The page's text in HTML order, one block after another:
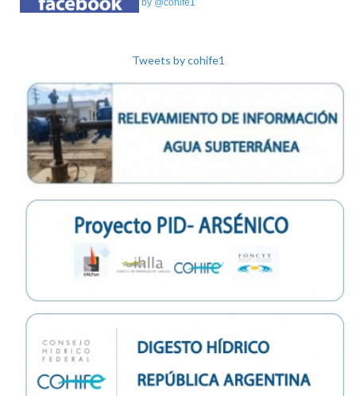
by @cohife1
Tweets by cohife1